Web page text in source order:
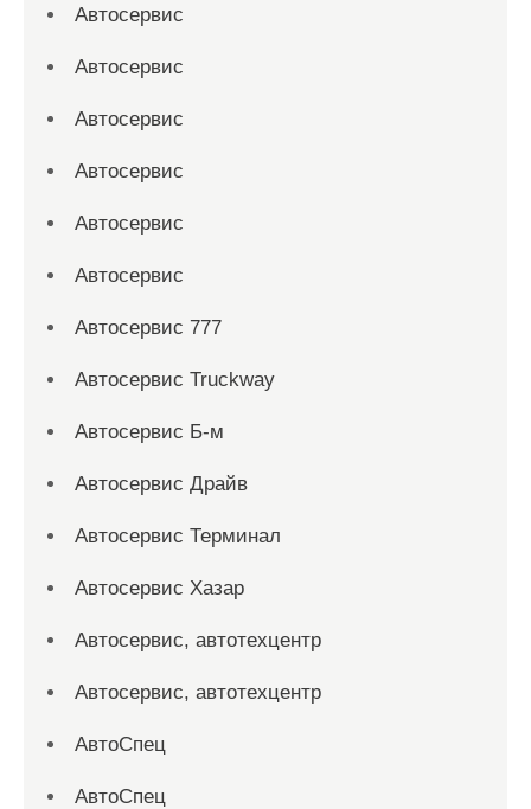
Автосервис
Автосервис
Автосервис
Автосервис
Автосервис
Автосервис
Автосервис 777
Автосервис Truckway
Автосервис Б-м
Автосервис Драйв
Автосервис Терминал
Автосервис Хазар
Автосервис, автотехцентр
Автосервис, автотехцентр
АвтоСпец
АвтоСпец